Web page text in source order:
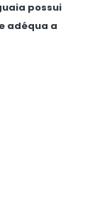
possui
adéqua a